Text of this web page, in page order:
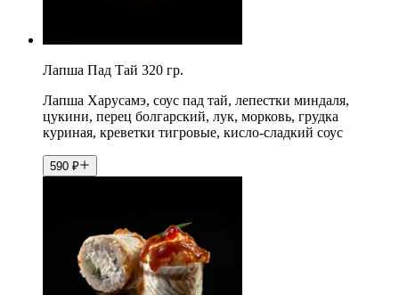
Лапша Пад Тай 320 гр.
Лапша Харусамэ, соус пад тай, лепестки миндаля,
цукини, перец болгарский, лук, морковь, грудка
куриная, креветки тигровые, кисло-сладкий соус
590 ₽